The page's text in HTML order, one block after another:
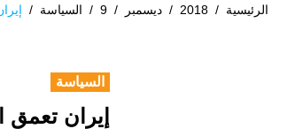
الرئيسية /
2018
/ ديسمبر /
9
/ السياسة /
السياسة
إيران تعمق